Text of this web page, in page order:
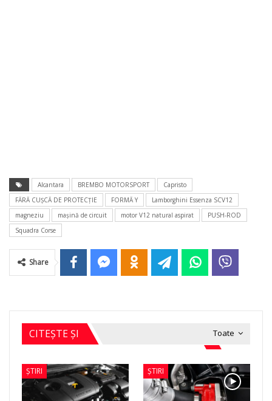
Alcantara BREMBO MOTORSPORT
Capristo
FĂRĂ CUŞCĂ DE PROTECŢIE
FORMĂ Y
Lamborghini Essenza SCV12
magneziu
maşină de circuit motor V12 natural aspirat
PUSH-ROD
Squadra Corse
Share
Toate
CITEȘTE ȘI
ȘTIRI ȘTIRI